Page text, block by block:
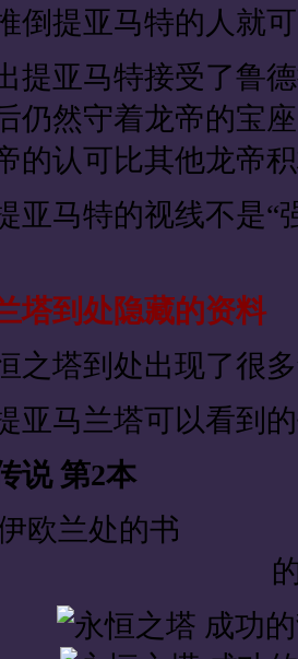
倒提亚马特的人就
亚马特接受了鲁德
仍然守着龙帝的宝
的认可比其他龙帝
马特的视线不是“
塔到处隐藏的资料
塔到处出现了很多
马兰塔可以看到的
说 第2本
者伊欧兰